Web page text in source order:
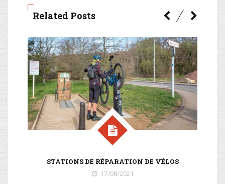
Related Posts
STATIONS DE RÉPARATION DE VÉLOS
17/08/2021